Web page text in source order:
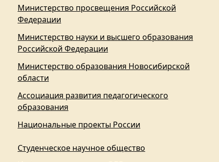
Министерство просвещения Российской
Федерации
Министерство науки и высшего образования
Российской Федерации
Министерство образования Новосибирской
области
Ассоциация развития педагогического
образования
Национальные проекты России
Студенческое научное общество